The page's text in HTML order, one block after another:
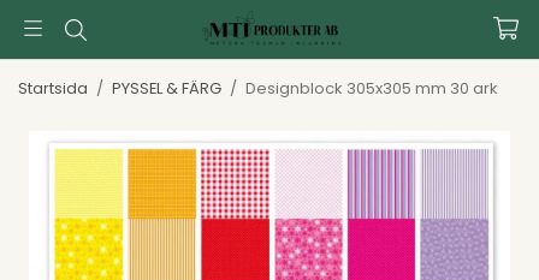
Startsida / PYSSEL & FÄRG / Designblock 305x305 mm 30 ark